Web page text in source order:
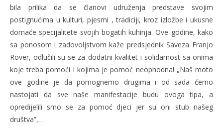
bila prilika da se članovi udruženja predstave svojim
postignućima u kulturi, pjesmi , tradiciji, kroz izložbe i ukusne
domaće specijalitete svojih bogatih kuhinja. Ove godine, kako
sa ponosom i zadovoljstvom kaže predsjednik Saveza Franjo
Rover, odlučili su se za dodatni kvalitet i solidarnost sa onima
koje treba pomoći i kojima je pomoć neophodna! „Naš moto
ove godine je da pomognemo drugima i od sada ćemo
nastojati da sve naše manifestacije budu ovoga tipa, a
opredijelili smo se za pomoć djeci jer su oni stub našeg
društva”,…